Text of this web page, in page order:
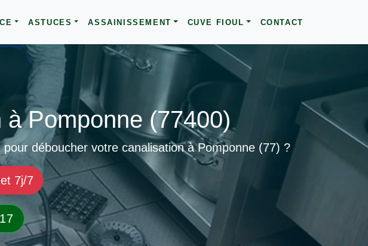
ASTUCES ASSAINISSEMENT CUVE FIOUL CONTACT
Pomponne (77400)
déboucher votre canalisation à Pomponne (77) ?
7j/7